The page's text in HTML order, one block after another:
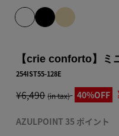
【crie conforto】ミ
254IST55-128E
¥6,490 (in tax) 40%OFF
AZULPOINT 35 ポイント